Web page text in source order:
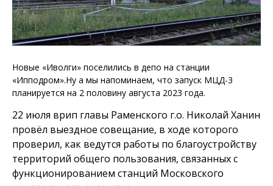
Новые «Иволги» поселились в депо на станции
«Ипподром».Ну а мы напоминаем, что запуск МЦД-3
планируется на 2 половину августа 2023 года.
22 июля врип главы Раменского г.о. Николай Ханин
провёл выездное совещание, в ходе которого
проверил, как ведутся работы по благоустройству
территорий общего пользования, связанных с
функционированием станций Московского